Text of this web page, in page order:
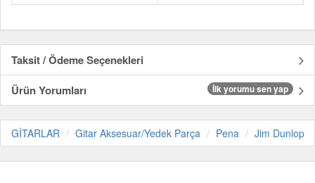
Taksit / Ödeme Seçenekleri
Ürün Yorumları
İlk yorumu sen yap
GİTARLAR Gitar Aksesuar/Yedek Parça Pena Jim Dunlop